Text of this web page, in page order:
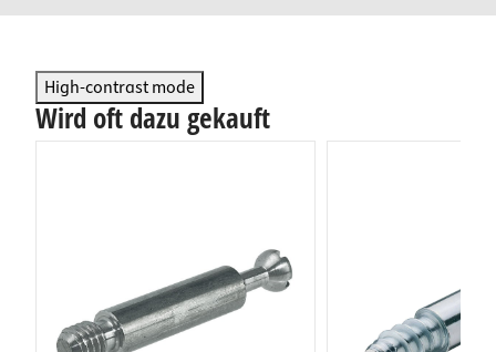
High-contrast mode
Wird oft dazu gekauft